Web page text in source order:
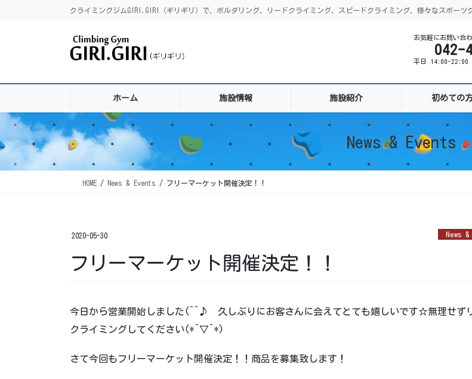
クライミングジムGIRI.GIRI（ギリギリ）で、ボルダリング、リードクライミング、スピードクライミング、様々なスポーツ
お気軽にお問い合
042-
平日 14:00-22:00
ホーム 施設情報 施設紹介 初めての
News & Events
HOME News & Events フリーマーケット開催決定！！
2020-05-30 News
フリーマーケット開催決定！！
今日から営業開始しました(^^♪ 久しぶりにお客さんに会えてとても嬉しいです☆無理せず
クライミングしてください(*^▽^*)
さて今回もフリーマーケット開催決定！！商品を募集致します！